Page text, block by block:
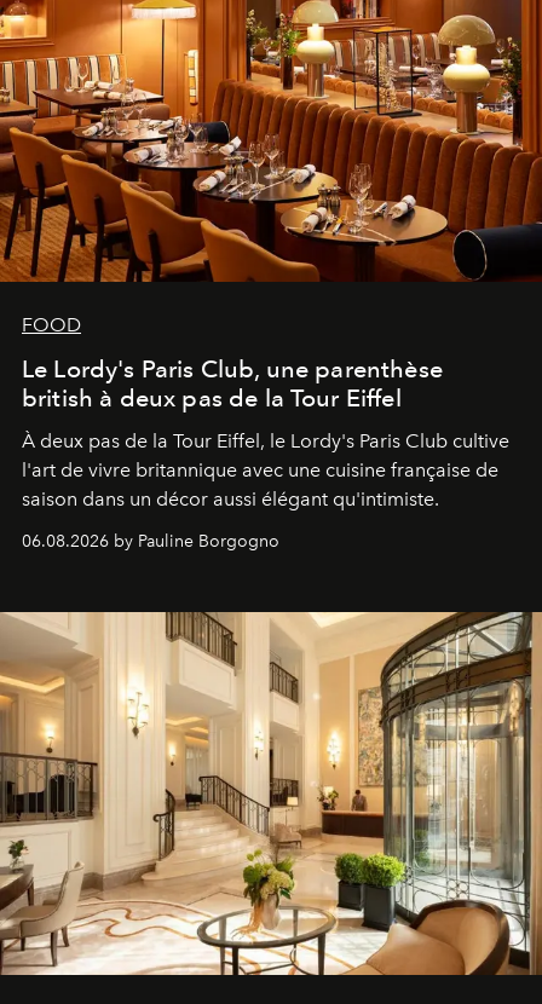
FOOD
Le Lordy's Paris Club, une parenthèse
british à deux pas de la Tour Eiffel
À deux pas de la Tour Eiffel, le Lordy's Paris Club cultive
l'art de vivre britannique avec une cuisine française de
saison dans un décor aussi élégant qu'intimiste.
06.08.2026 by Pauline Borgogno